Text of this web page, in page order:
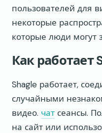
пользователей для
некоторые
которые люди могут
Как работает
Shagle работает,
случайными
видео. чат сеансы.
на сайт или